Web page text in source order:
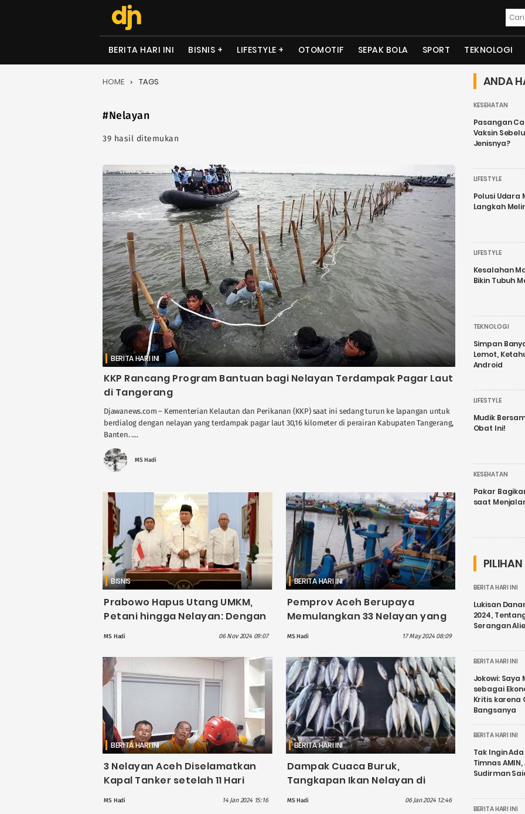
BERITA HARI INI BISNIS LIFESTYLE OTOMOTIF SEPAK BOLA SPORT TEKNOLOGI
HOME TAGS
#Nelayan
39 hasil ditemukan
BERITA HARI INI
KKP Rancang Program Bantuan bagi Nelayan Terdampak Pagar Laut
di Tangerang
Djawanews.com – Kementerian Kelautan dan Perikanan (KKP) saat ini sedang turun ke lapangan untuk
berdialog dengan nelayan yang terdampak pagar laut 30,16 kilometer di perairan Kabupaten Tangerang,
Banten. ....
MS Hadi
BISNIS
Prabowo Hapus Utang UMKM,
Petani hingga Nelayan: Dengan
MS Hadi 06 Nov 2024 09:07
BERITA HARI INI
Pemprov Aceh Berupaya
Memulangkan 33 Nelayan yang
MS Hadi 17 May 2024 08:09
BERITA HARI INI
3 Nelayan Aceh Diselamatkan
Kapal Tanker setelah 11 Hari
Terombang-ambing di Laut
MS Hadi 14 Jan 2024 15:16
BERITA HARI INI
Dampak Cuaca Buruk,
Tangkapan Ikan Nelayan di
Kupang NTT Berkurang
MS Hadi 06 Jan 2024 12:46
ANDA
KESEHATAN
Pasangan
Vaksin
Jenisnya?
LIFESTYLE
Polusi Udara
Langkah
LIFESTYLE
Kesalahan
Bikin Tubuh
TEKNOLOGI
Simpan
Lemot,
Android
LIFESTYLE
Mudik
Obat Ini!
KESEHATAN
Pakar
saat
PILIHAN
BERITA HARI INI
Lukisan
2024,
Serangan
BERITA HARI INI
Jokowi: Saya
sebagai
Kritis karena
Bangsanya
BERITA HARI INI
Tak Ingin
Timnas
Sudirman
BERITA HARI INI